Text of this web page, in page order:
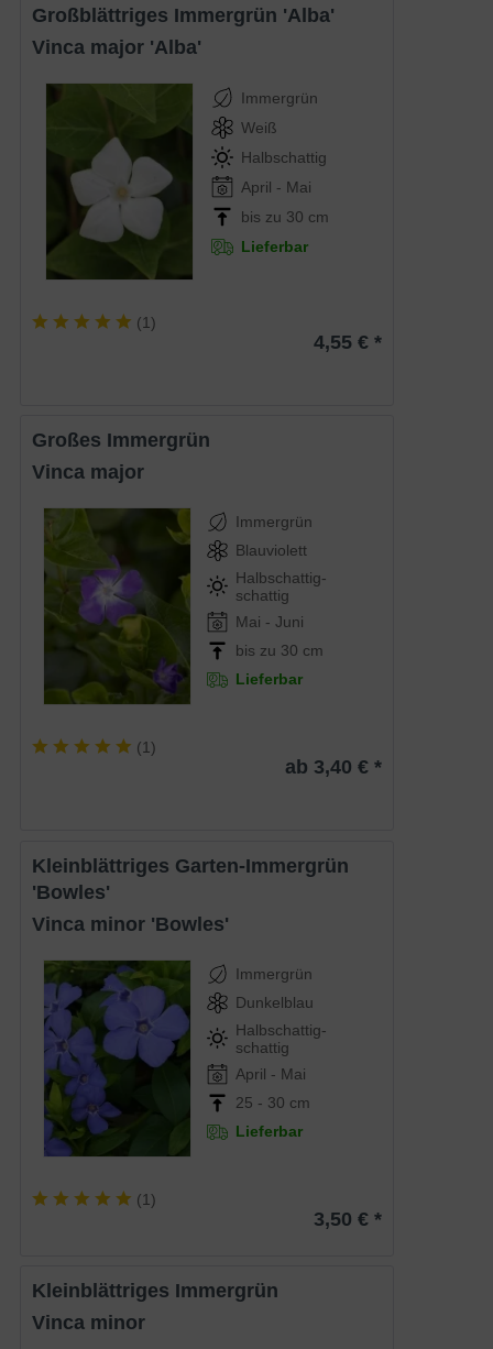
Großblättriges Immergrün 'Alba'
Vinca major 'Alba'
Immergrün
Weiß
Halbschattig
April - Mai
bis zu 30 cm
Lieferbar
(1)
4,55 € *
Großes Immergrün
Vinca major
Immergrün
Blauviolett
Halbschattig-
schattig
Mai - Juni
bis zu 30 cm
Lieferbar
(1)
ab 3,40 € *
Kleinblättriges Garten-Immergrün
'Bowles'
Vinca minor 'Bowles'
Immergrün
Dunkelblau
Halbschattig-
schattig
April - Mai
25 - 30 cm
Lieferbar
(1)
3,50 € *
Kleinblättriges Immergrün
Vinca minor